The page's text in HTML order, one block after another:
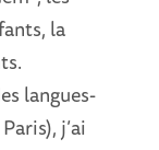
la
langues-
j’ai